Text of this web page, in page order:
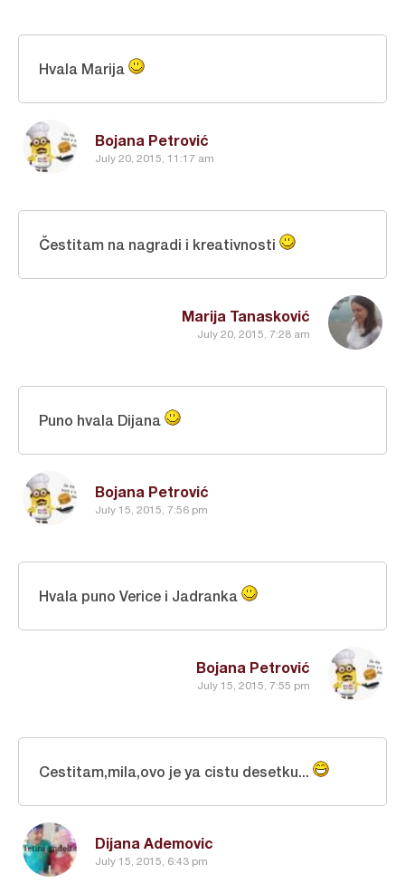
Bojana Petrović
July 20, 2015, 11:17 am
Hvala Marija
Marija Tanasković
July 20, 2015, 7:28 am
Čestitam na nagradi i kreativnosti
Bojana Petrović
July 15, 2015, 7:56 pm
Puno hvala Dijana
Bojana Petrović
July 15, 2015, 7:55 pm
Hvala puno Verice i Jadranka
Dijana Ademovic
July 15, 2015, 6:43 pm
Cestitam,mila,ovo je ya cistu desetku...